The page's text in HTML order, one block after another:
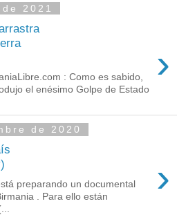
2021
›
: Como es sabido,
el enésimo Golpe de Estado
de 2020
›
preparando un documental
. Para ello están